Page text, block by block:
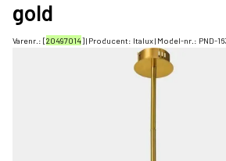
gold
Varenr.: [20497014] | Producent: Italux| Model-nr.: PND-